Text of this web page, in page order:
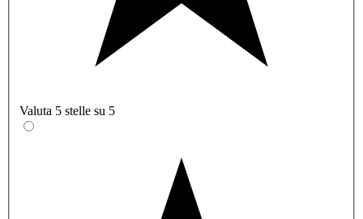
Valuta 5 stelle su 5